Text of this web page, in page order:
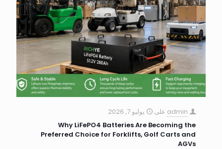
admin على
يوليو 7, 2026
Why LiFePO4 Batteries Are Becoming the
Preferred Choice for Forklifts, Golf Carts and
AGVs